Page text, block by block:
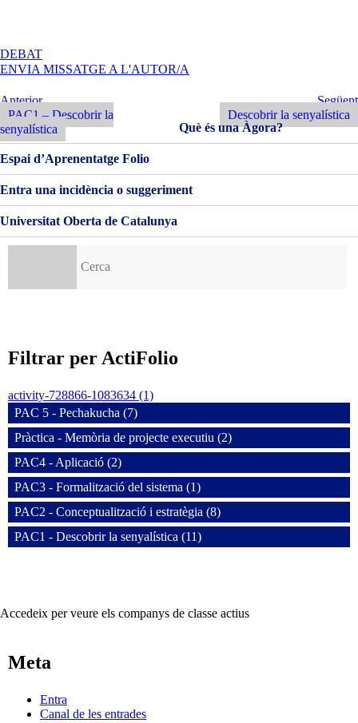
DEBATA
MUSEU
GRANOLLERS
ENVIA MISSATGE A L'AUTOR/A
Navegació
d'entrades
Entrada
Anterior
Anterior
PAC1 – Descobrir la
senyalística
Següent
Entrada
Següent
Descobrir la senyalística
Què és una Àgora?
Espai d’Aprenentatge Folio
Entra una incidència o suggeriment
Universitat Oberta de Catalunya
Filtrar per ActiFolio
activity-728866-1083634 (1)
PAC 5 - Pechakucha (7)
Pràctica - Memòria de projecte executiu (2)
PAC4 - Aplicació (2)
PAC3 - Formalització del sistema (1)
PAC2 - Conceptualització i estratègia (8)
PAC1 - Descobrir la senyalística (11)
Accedeix per veure els companys de classe actius
Meta
Entra
Canal de les entrades